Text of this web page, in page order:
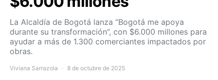
La Alcaldía de Bogotá lanza “Bogotá me apoya
durante su transformación”, con $6.000 millones para
ayudar a más de 1.300 comerciantes impactados por
obras.
Viviana Sarrazola 8 de octubre de 2025